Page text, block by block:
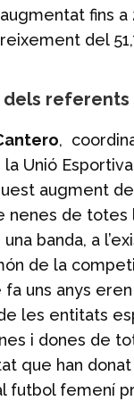
fins a
del
dels referents
,
Unió Esportiva
augment
nenes de totes
banda, a
de la
uns anys
les entitats
i dones de
que han
futbol femení